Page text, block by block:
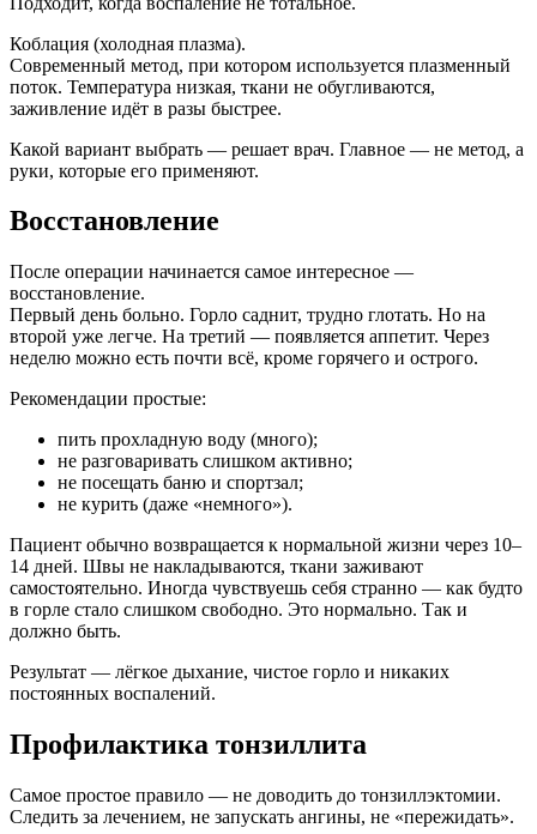
Коблация (холодная плазма).
Современный метод, при котором используется плазменный
поток. Температура низкая, ткани не обугливаются,
заживление идёт в разы быстрее.
Какой вариант выбрать — решает врач. Главное — не метод, а
руки, которые его применяют.
Восстановление
После операции начинается самое интересное —
восстановление.
Первый день больно. Горло саднит, трудно глотать. Но на
второй уже легче. На третий — появляется аппетит. Через
неделю можно есть почти всё, кроме горячего и острого.
Рекомендации простые:
пить прохладную воду (много);
не разговаривать слишком активно;
не посещать баню и спортзал;
не курить (даже «немного»).
Пациент обычно возвращается к нормальной жизни через 10–
14 дней. Швы не накладываются, ткани заживают
самостоятельно. Иногда чувствуешь себя странно — как будто
в горле стало слишком свободно. Это нормально. Так и
должно быть.
Результат — лёгкое дыхание, чистое горло и никаких
постоянных воспалений.
Профилактика тонзиллита
Самое простое правило — не доводить до тонзиллэктомии.
Следить за лечением, не запускать ангины, не «пережидать».